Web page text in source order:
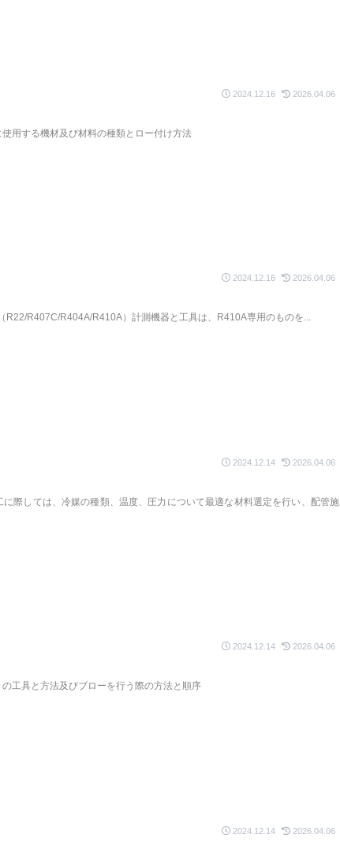
2024.12.16 2026.04.06
用する機材及び材料の種類とロー付け方法
2024.12.16 2026.04.06
R407C/R404A/R410A）計測機器と工具は、R410A専用のものを...
2024.12.14 2026.04.06
に際しては、冷媒の種類、温度、圧力について最適な材料選定を行い、配管施
2024.12.14 2026.04.06
工具と方法及びブローを行う際の方法と順序
2024.12.14 2026.04.06